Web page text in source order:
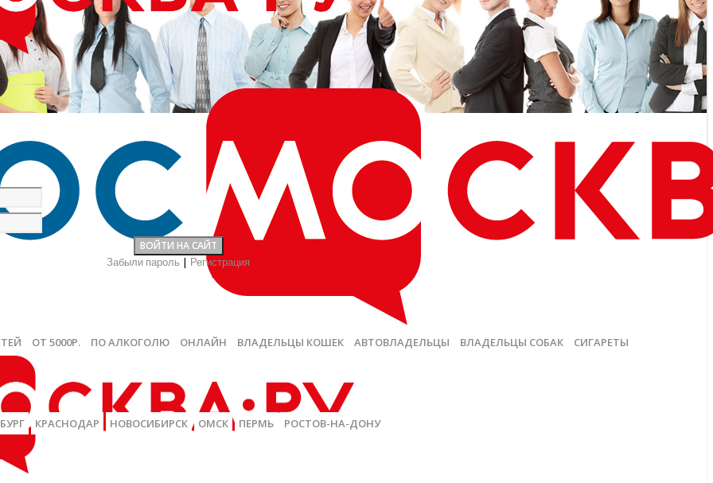
Забыли пароль Регистрация
ОТ 5000Р. ПО АЛКОГОЛЮ ОНЛАЙН ВЛАДЕЛЬЦЫ КОШЕК АВТОВЛАДЕЛЬЦЫ ВЛАДЕЛЬЦЫ СОБАК СИГАРЕТЫ
КРАСНОДАР НОВОСИБИРСК ОМСК ПЕРМЬ РОСТОВ-НА-ДОНУ